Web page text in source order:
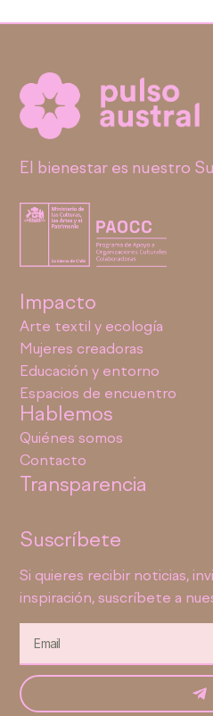
El bienestar es nuestro
Impacto
Arte textil y ecología
Mujeres creadoras
Educación y entorno
Espacios de encuentro
Hablemos
Quiénes somos
Contacto
Transparencia
Suscríbete
Si quieres recibir noticias,
inspiración, suscríbete a